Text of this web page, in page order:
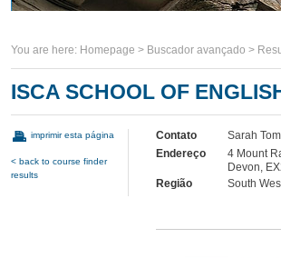
You are here: Homepage > Buscador avançado >
ISCA SCHOOL OF
imprimir esta página
< back to course finder
results
Contato
Sarah
Endereço
4 Mount
Devon,
Região
South